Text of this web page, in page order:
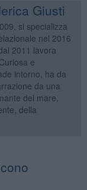
Giusti
si specializza
nel 2016
2011 lavora
e
intorno, ha da
da una
del mare,
della